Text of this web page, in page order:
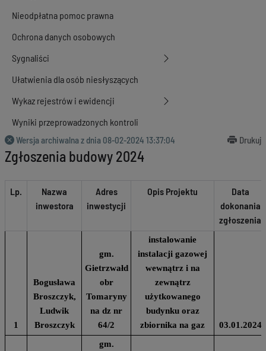
Nieodpłatna pomoc prawna
Ochrona danych osobowych
Sygnaliści
Ułatwienia dla osób niesłyszących
Wykaz rejestrów i ewidencji
Wyniki przeprowadzonych kontroli
Wersja archiwalna z dnia 08-02-2024 13:37:04 Drukuj
Zgłoszenia budowy 2024
Lp.
Nazwa
inwestora
Adres
inwestycji
Opis Projektu
Data
dokonania
zgłoszenia
1
Bogusława
Broszczyk,
Ludwik
Broszczyk
gm.
Gietrzwałd
obr
Tomaryny
na dz nr
64/2
instalowanie
instalacji gazowej
wewnątrz i na
zewnątrz
użytkowanego
budynku oraz
zbiornika na gaz
03.01.2024
gm.